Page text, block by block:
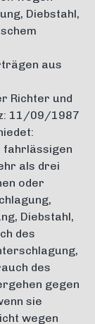
Diebstahl,
aus
Richter und
11/09/1987
als drei
oder
Diebstahl,
des
des
gegen
sie
wegen